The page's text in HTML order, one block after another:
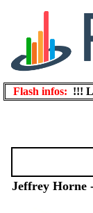
Flash infos: !!!
Jeffrey Horne